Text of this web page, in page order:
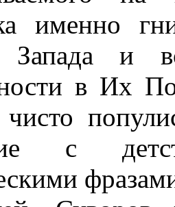
именно
Запада и
в Их
с